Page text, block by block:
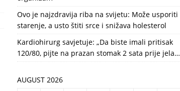
Ovo je najzdravija riba na svijetu: Može usporiti
starenje, a usto štiti srce i snižava holesterol
Kardiohirurg savjetuje: „Da biste imali pritisak
120/80, pijte na prazan stomak 2 sata prije jela…
AUGUST 2026